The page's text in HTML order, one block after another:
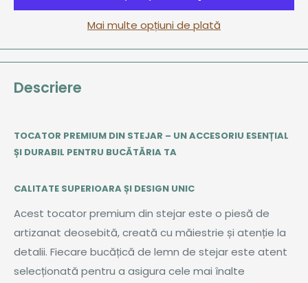
Mai multe opțiuni de plată
Descriere
TOCATOR PREMIUM DIN STEJAR – UN ACCESORIU ESENȚIAL
ȘI DURABIL PENTRU BUCĂTĂRIA TA
CALITATE SUPERIOARA ȘI DESIGN UNIC
Acest tocator premium din stejar este o piesă de
artizanat deosebită, creată cu măiestrie și atenție la
detalii. Fiecare bucățică de lemn de stejar este atent
selecționată pentru a asigura cele mai înalte